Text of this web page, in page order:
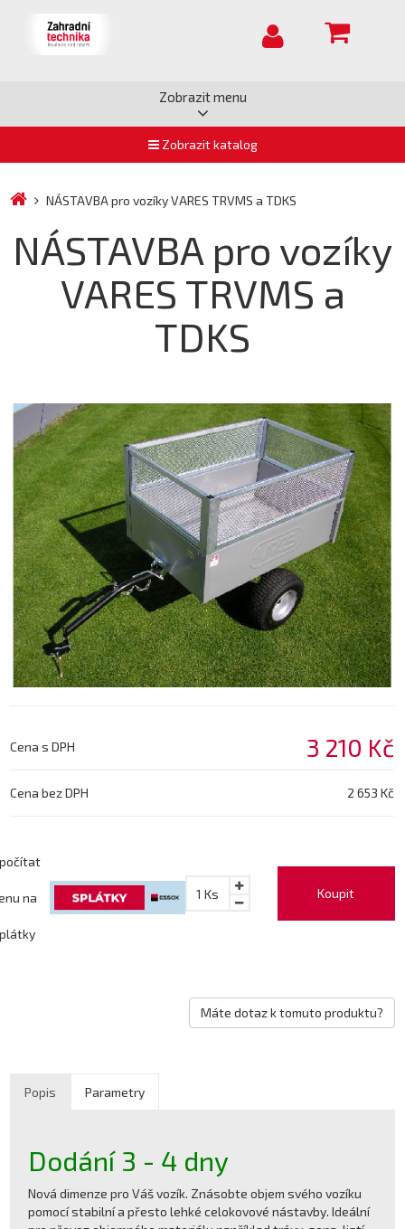
Zobrazit menu
Zobrazit katalog
NÁSTAVBA pro vozíky VARES TRVMS a TDKS
NÁSTAVBA pro vozíky
VARES TRVMS a
TDKS
Cena s DPH 3 210 Kč
Cena bez DPH 2 653 Kč
Koupit
1 Ks
na
Máte dotaz k tomuto produktu?
Popis Parametry
Dodání 3 - 4 dny
Nová dimenze pro Váš vozík. Znásobte objem svého vozíku
pomocí stabilní a přesto lehké celokovové nástavby. Ideální